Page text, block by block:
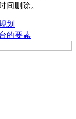
间删除。
划
的要素